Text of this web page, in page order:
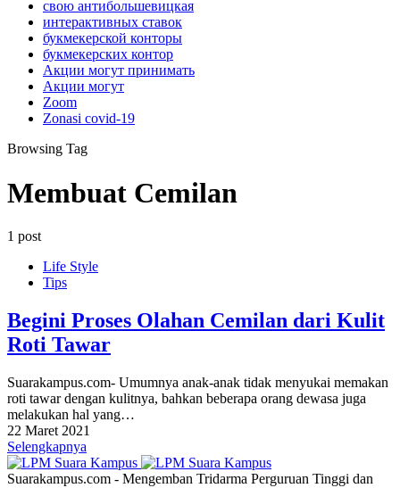
свою антибольшевицкая
интерактивных ставок
букмекерской конторы
букмекерских контор
Акции могут принимать
Акции могут
Zoom
Zonasi covid-19
Browsing Tag
Membuat Cemilan
1 post
Life Style
Tips
Begini Proses Olahan Cemilan dari Kulit
Roti Tawar
Suarakampus.com- Umumnya anak-anak tidak menyukai memakan
roti tawar dengan kulitnya, bahkan beberapa orang dewasa juga
melakukan hal yang…
22 Maret 2021
Selengkapnya
Suarakampus.com - Mengemban Tridarma Perguruan Tinggi dan